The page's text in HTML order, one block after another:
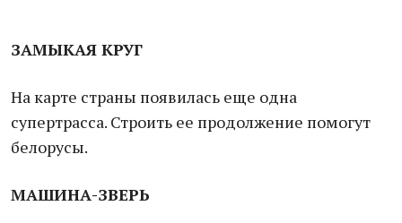
ЗАМЫКАЯ КРУГ
На карте страны появилась еще одна
супертрасса. Строить ее продолжение помогут
белорусы.
МАШИНА-ЗВЕРЬ